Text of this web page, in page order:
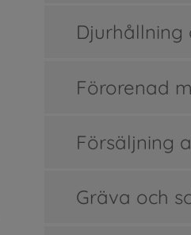
Förorenad
Försäljning
Gräva och